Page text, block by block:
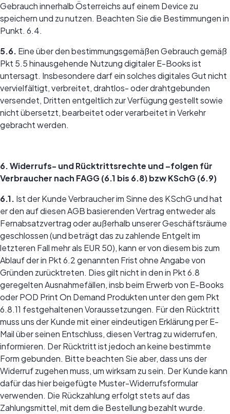
Gebrauch innerhalb Österreichs auf einem Device zu
speichern und zu nutzen. Beachten Sie die Bestimmungen in
Punkt. 6.4.
5.6. Eine über den bestimmungsgemäßen Gebrauch gemäß
Pkt 5.5 hinausgehende Nutzung digitaler E-Books ist
untersagt. Insbesondere darf ein solches digitales Gut nicht
vervielfältigt, verbreitet, drahtlos- oder drahtgebunden
versendet, Dritten entgeltlich zur Verfügung gestellt sowie
nicht übersetzt, bearbeitet oder verarbeitet in Verkehr
gebracht werden.
6. Widerrufs- und Rücktrittsrechte und –folgen für
Verbraucher nach FAGG (6.1 bis 6.8) bzw KSchG (6.9)
6.1. Ist der Kunde Verbraucher im Sinne des KSchG und hat
er den auf diesen AGB basierenden Vertrag entweder als
Fernabsatzvertrag oder außerhalb unserer Geschäftsräume
geschlossen (und beträgt das zu zahlende Entgelt im
letzteren Fall mehr als EUR 50), kann er von diesem bis zum
Ablauf der in Pkt 6.2 genannten Frist ohne Angabe von
Gründen zurücktreten. Dies gilt nicht in den in Pkt 6.8
geregelten Ausnahmefällen, insb beim Erwerb von E-Books
oder POD Print On Demand Produkten unter den gem Pkt
6.8.11 festgehaltenen Voraussetzungen. Für den Rücktritt
muss uns der Kunde mit einer eindeutigen Erklärung per E-
Mail über seinen Entschluss, diesen Vertrag zu widerrufen,
informieren. Der Rücktritt ist jedoch an keine bestimmte
Form gebunden. Bitte beachten Sie aber, dass uns der
Widerruf zugehen muss, um wirksam zu sein. Der Kunde kann
dafür das hier beigefügte Muster-Widerrufsformular
verwenden. Die Rückzahlung erfolgt stets auf das
Zahlungsmittel, mit dem die Bestellung bezahlt wurde.